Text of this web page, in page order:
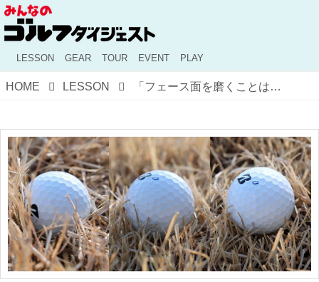
LESSON GEAR TOUR EVENT PLAY
HOME LESSON 「フェース面を磨くことはアプローチの腕を磨くこと」元サッカー日本代表・鈴木啓太がアプローチの達人・伊澤秀憲に教わったこと【連続レッスン・前編】